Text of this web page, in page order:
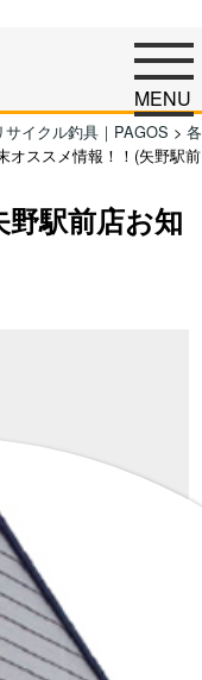
MENU
イクル釣具｜PAGOS > 各
オススメ情報！！(矢野駅前
駅前店お知